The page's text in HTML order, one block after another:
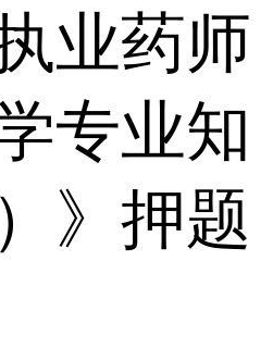
业药师
专业知
》押题